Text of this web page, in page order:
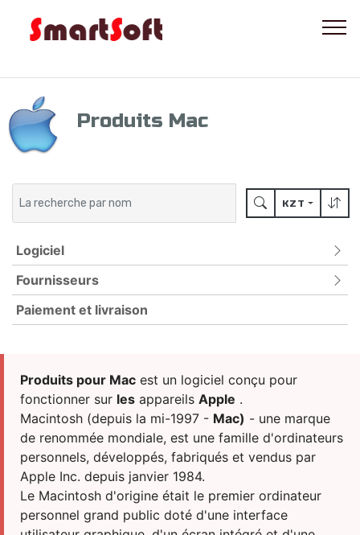
Produits Mac
KZT
Logiciel
ANTIVIRUS
POUR LES APPAREILS MOBILES
SÉCURITÉ COMPLÈTE DES INFORMATIONS
PRODUITS CLOUD
SYSTÈMES D'EXPLOITATION
FORFAITS DE BUREAU
PROGRAMMES BUREAUTIQUES
PRODUITS MAC
Fournisseurs
ADLOCK
ESET
INCOMEDIA
KASPERSKY LAB
MICROSOFT
MOBISYSTEMS
Paiement et livraison
Produits pour Mac est un logiciel conçu pour
fonctionner sur les appareils Apple .
Macintosh (depuis la mi-1997 - Mac) - une marque
de renommée mondiale, est une famille d'ordinateurs
personnels, développés, fabriqués et vendus par
Apple Inc. depuis janvier 1984.
Le Macintosh d'origine était le premier ordinateur
personnel grand public doté d'une interface